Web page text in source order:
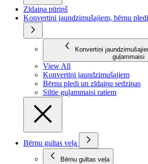
Zīdaiņa pūriņš
Konvertiņi jaundzimušajiem, bērnu
Konvertiņi
guļammaisi
View All
Konvertiņi jaundzimušajiem
Bērnu pledi un zīdaiņu sedziņas
Siltie guļammaisi ratiem
Bērnu gultas veļa
Bērnu gultas veļa